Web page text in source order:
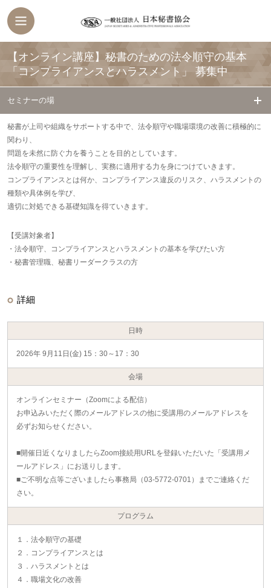
【オンライン講座】秘書のための法令順守の基本
「コンプライアンスとハラスメント」 募集中
セミナーの場
秘書が上司や組織をサポートする中で、法令順守や職場環境の改善に積極的に
関わり、
問題を未然に防ぐ力を養うことを目的としています。
法令順守の重要性を理解し、実務に適用する力を身につけていきます。
コンプライアンスとは何か、コンプライアンス違反のリスク、ハラスメントの
種類や具体例を学び、
適切に対処できる基礎知識を得ていきます。
【受講対象者】
・法令順守、コンプライアンスとハラスメントの基本を学びたい方
・秘書管理職、秘書リーダークラスの方
詳細
日時
2026年 9月11日(金) 15：30～17：30
会場
オンラインセミナー（Zoomによる配信）
お申込みいただく際のメールアドレスの他に受講用のメールアドレスを
必ずお知らせください。
■開催日近くなりましたらZoom接続用URLを登録いただいた「受講用メ
ールアドレス」にお送りします。
■ご不明な点等ございましたら事務局（03-5772-0701）までご連絡くだ
さい。
プログラム
１．法令順守の基礎
２．コンプライアンスとは
３．ハラスメントとは
４．職場文化の改善